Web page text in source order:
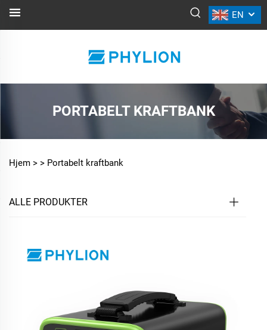
EN
PORTABELT KRAFTBANK
Hjem > > Portabelt kraftbank
ALLE PRODUKTER